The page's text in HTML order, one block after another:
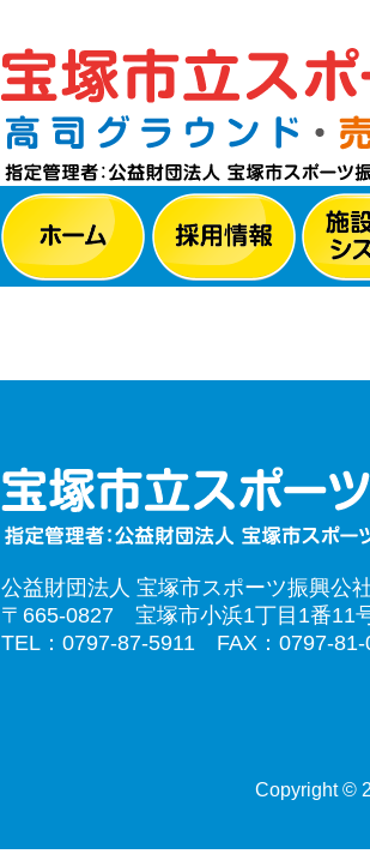
公益財団法人 宝塚市スポーツ振興公
〒665-0827 宝塚市小浜1丁目1番11
TEL：0797-87-5911 FAX：0797-81-
Copyright ©